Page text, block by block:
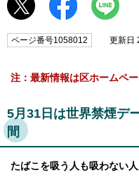
ページ番号1058012 更新日
注：最新情報は区ホームペ
5月31日は世界禁煙デ
間
たばこを吸う人も吸わない